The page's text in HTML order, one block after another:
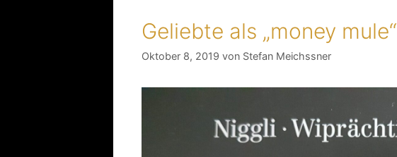
Geliebte als „money mule“
Oktober 8, 2019 von Stefan Meichssner